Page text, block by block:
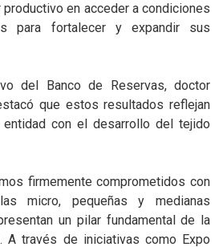
en acceder a condiciones
para fortalecer y expandir sus
del Banco de Reservas, doctor
que estos resultados reflejan
con el desarrollo del tejido
firmemente comprometidos con
micro, pequeñas y medianas
un pilar fundamental de la
A través de iniciativas como Expo